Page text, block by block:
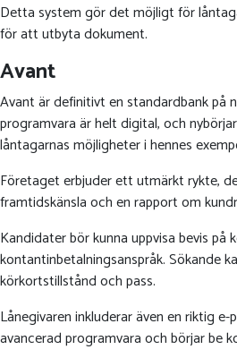
Detta system gör det möjligt för
för att utbyta dokument.
Avant
Avant är definitivt en standardbank på
programvara är helt digital, och
låntagarnas möjligheter i hennes
Företaget erbjuder ett utmärkt rykte,
framtidskänsla och en rapport om
Kandidater bör kunna uppvisa bevis
kontantinbetalningsanspråk. Sökande
körkortstillstånd och pass.
Lånegivaren inkluderar även en riktig
avancerad programvara och börjar be